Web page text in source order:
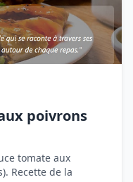
poivrons
tomate aux
Recette de la